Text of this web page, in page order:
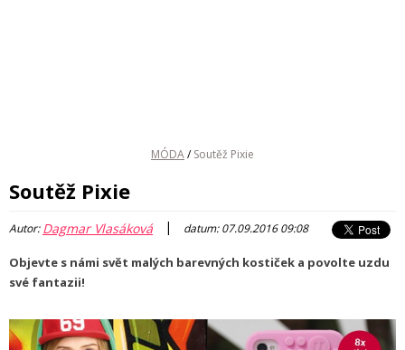
MÓDA/ Soutěž Pixie
Soutěž Pixie
Autor:Dagmar Vlasáková | datum: 07.09.2016 09:08
Objevte s námi svět malých barevných kostiček a povolte uzdu
své fantazii!